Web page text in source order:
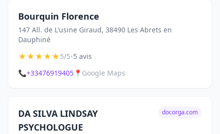
Bourquin Florence
147 All. de L'usine Giraud, 38490 Les Abrets en
Dauphiné
★★★★★5/5•5 avis
📞+33476919405 📍 Google Maps
DA SILVA LINDSAY
PSYCHOLOGUE
docorga.com